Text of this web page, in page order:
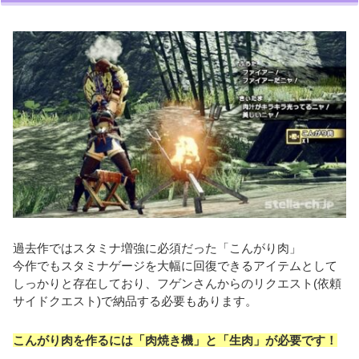
過去作ではスタミナ増強に必須だった「こんがり肉」
今作でもスタミナゲージを大幅に回復できるアイテムとして
しっかりと存在しており、フゲンさんからのリクエスト(依頼
サイドクエスト)で納品する必要もあります。
こんがり肉を作るには「肉焼き機」と「生肉」が必要です！